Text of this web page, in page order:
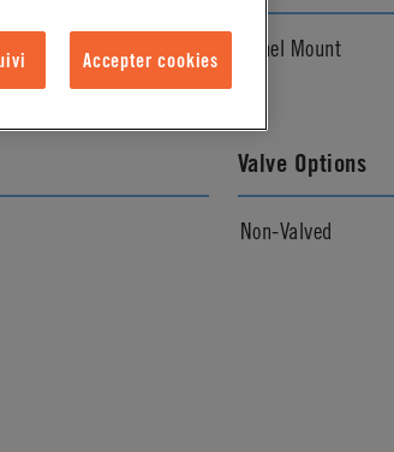
psi, 8.3 bar Panel Mount
Valve Options
Non-Valved
Accepter cookies